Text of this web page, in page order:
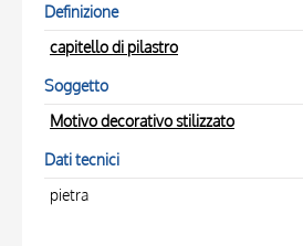
Definizione
capitello di pilastro
Soggetto
Motivo decorativo stilizzato
Dati tecnici
pietra